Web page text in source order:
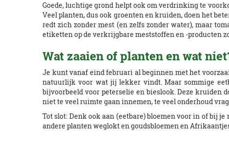
Goede, luchtige grond helpt ook om verdrinking te
Veel planten, dus ook groenten en kruiden, doen het
redt zich zonder mest (en zelfs zonder water), maar
etiketten op de verkrijgbare meststoffen en -producten
Wat zaaien of planten en wat
Je kunt vanaf eind februari al beginnen met het
natuurlijk voor wat jij lekker vindt. Maar sommige
bijvoorbeeld voor peterselie en bieslook. Deze
niet te veel ruimte gaan innemen, te veel onderhoud
Tot slot: Denk ook aan (eetbare) bloemen voor in of bij
andere planten weglokt en goudsbloemen en